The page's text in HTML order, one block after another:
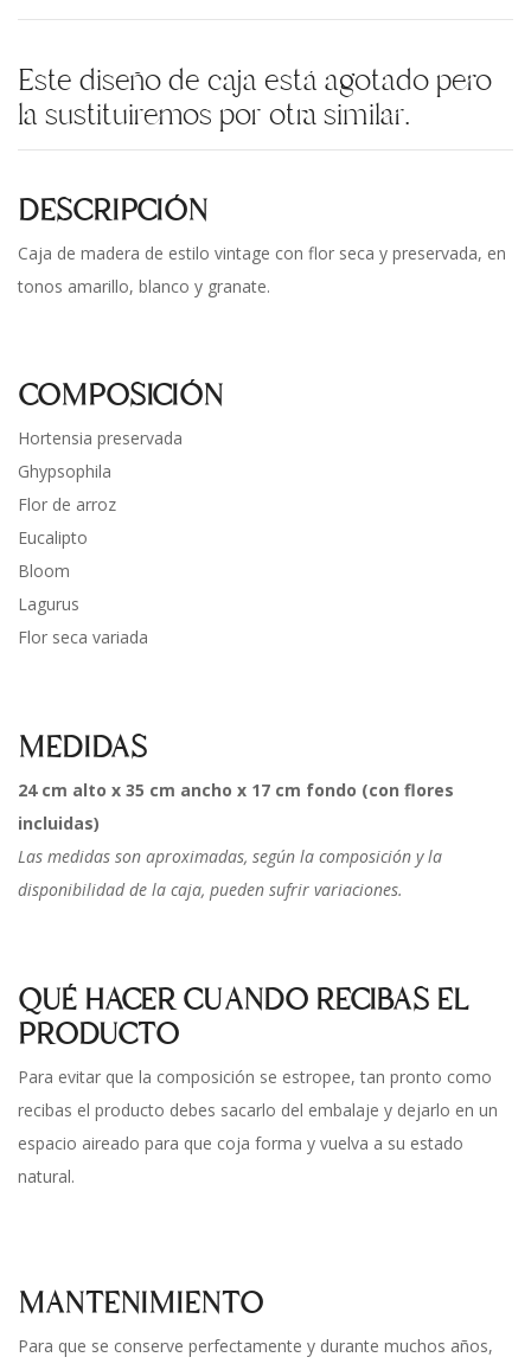
Este diseño de caja está agotado pero
la sustituiremos por otra similar.
DESCRIPCIÓN
Caja de madera de estilo vintage con flor seca y preservada, en
tonos amarillo, blanco y granate.
COMPOSICIÓN
Hortensia preservada
Ghypsophila
Flor de arroz
Eucalipto
Bloom
Lagurus
Flor seca variada
MEDIDAS
24 cm alto x 35 cm ancho x 17 cm fondo (con flores
incluidas)
Las medidas son aproximadas, según la composición y la
disponibilidad de la caja, pueden sufrir variaciones.
QUÉ HACER CUANDO RECIBAS EL
PRODUCTO
Para evitar que la composición se estropee, tan pronto como
recibas el producto debes sacarlo del embalaje y dejarlo en un
espacio aireado para que coja forma y vuelva a su estado
natural.
MANTENIMIENTO
Para que se conserve perfectamente y durante muchos años,